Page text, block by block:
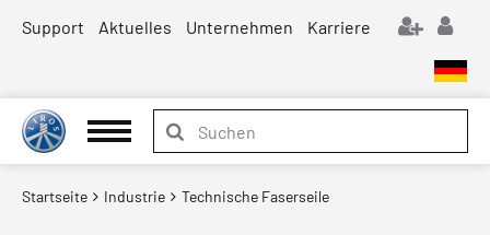
Support Aktuelles Unternehmen Karriere
Startseite Industrie Technische Faserseile